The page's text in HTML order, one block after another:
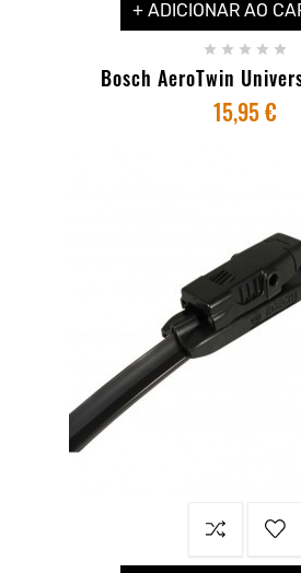
+ ADICIONAR AO
    
Bosch AeroTwin
15,95 €